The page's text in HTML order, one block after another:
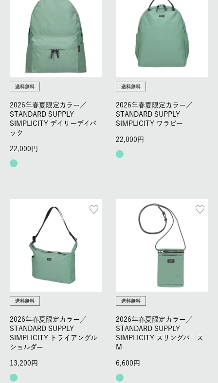
送料無料
2026年春夏限定カラー／
STANDARD SUPPLY
SIMPLICITY デイリーデイパ
ック
22,000
送料無料
2026年春夏限定カラー／
STANDARD SUPPLY
SIMPLICITY ワラビー
22,000
送料無料
2026年春夏限定カラー／
STANDARD SUPPLY
SIMPLICITY トライアングル
ショルダー
13,200
送料無料
2026年春夏限定カラー／
STANDARD SUPPLY
SIMPLICITY スリングパース
M
6,600